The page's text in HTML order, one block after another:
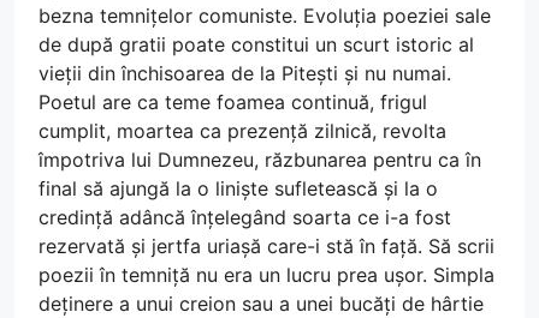
bezna temnițelor comuniste. Evoluția poeziei sale
de după gratii poate constitui un scurt istoric al
vieții din închisoarea de la Pitești și nu numai.
Poetul are ca teme foamea continuă, frigul
cumplit, moartea ca prezență zilnică, revolta
împotriva lui Dumnezeu, răzbunarea pentru ca în
final să ajungă la o liniște sufletească și la o
credință adâncă înțelegând soarta ce i-a fost
rezervată și jertfa uriașă care-i stă în față. Să scrii
poezii în temniță nu era un lucru prea ușor. Simpla
deținere a unui creion sau a unei bucăți de hârtie